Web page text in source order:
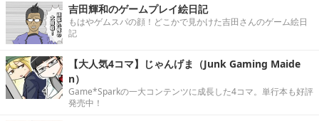
吉田輝和のゲームプレイ絵日記
もはやゲムスパの顔！どこかで見かけた吉田さんのゲーム絵日
記
【大人気4コマ】じゃんげま（Junk Gaming Maide
n）
Game*Sparkの一大コンテンツに成長した4コマ。単行本も好評
発売中！